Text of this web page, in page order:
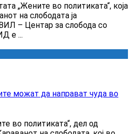
„Жените во политиката“, која
на слободата ја
– Центар за слобода со
е ...
можат да направат чуда во
во политиката“, дел од